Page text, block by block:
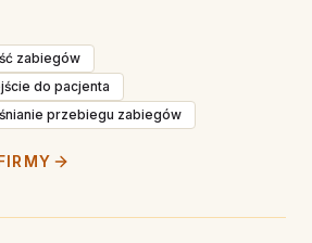
zabiegów
do pacjenta
przebiegu zabiegów